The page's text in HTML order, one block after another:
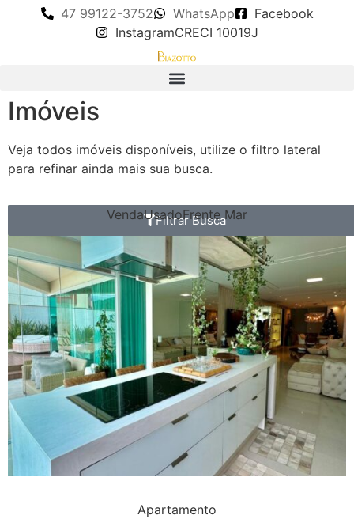
47 99122-3752 WhatsApp
Facebook
InstagramCRECI 10019J
Imóveis
Veja todos imóveis disponíveis, utilize o filtro lateral
para refinar ainda mais sua busca.
Filtrar Busca
VendaUsadoFrente Mar
Apartamento